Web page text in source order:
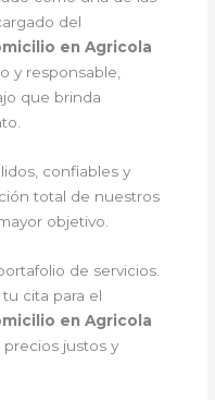
del
en Agricola
y responsable,
que brinda
confiables y
total de nuestros
objetivo.
de servicios.
cita para el
en Agricola
precios justos y